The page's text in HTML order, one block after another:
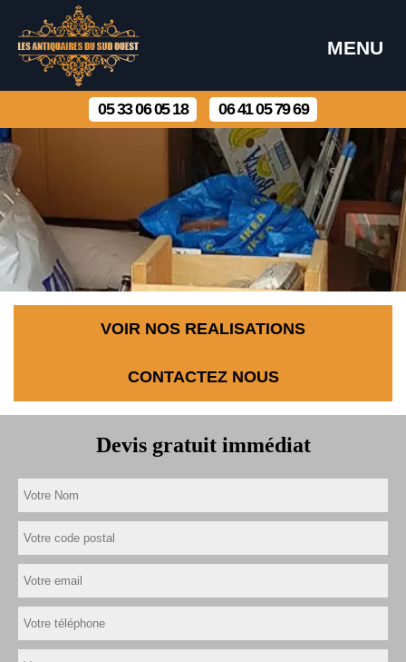
MENU
05 33 06 05 18 06 41 05 79 69
VOIR NOS REALISATIONS
CONTACTEZ NOUS
Devis gratuit immédiat